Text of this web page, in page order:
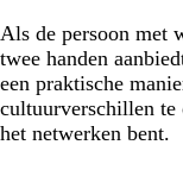
Als de persoon met
twee handen
een praktische
cultuurverschillen te
het netwerken bent.